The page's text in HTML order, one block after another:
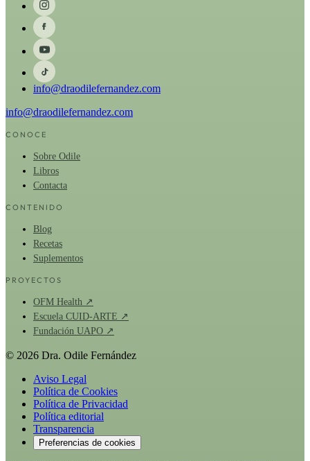
info@draodilefernandez.com
info@draodilefernandez.com
CONOCE
Sobre Odile
Libros
Contacta
CONTENIDO
Blog
Recetas
Suplementos
PROYECTOS
OFM Health ↗
Escuela CUID-ARTE ↗
Fundación UAPO ↗
© 2026 Dra. Odile Fernández
Aviso Legal
Política de Cookies
Política de Privacidad
Política editorial
Transparencia
Preferencias de cookies